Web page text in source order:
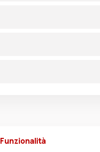
Funzionalità